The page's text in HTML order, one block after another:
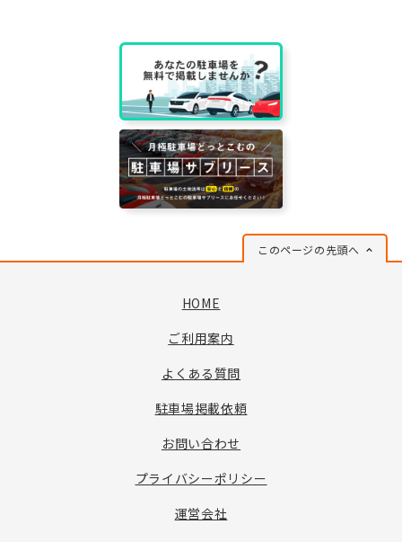
このページの先頭へ
HOME
ご利用案内
よくある質問
駐車場掲載依頼
お問い合わせ
プライバシーポリシー
運営会社